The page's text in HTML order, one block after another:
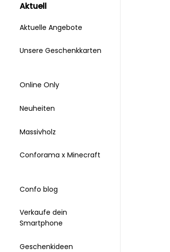
aktuell
Aktuelle Angebote
Unsere Geschenkkarten
Online Only
Neuheiten
Massivholz
Conforama x Minecraft
Confo blog
Verkaufe dein
Smartphone
Geschenkideen